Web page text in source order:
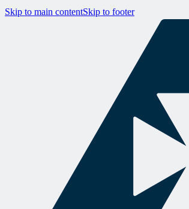
Skip to main contentSkip to footer